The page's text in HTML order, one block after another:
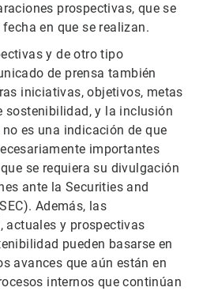
prospectivas, que se
en que se realizan.
y de otro tipo
de prensa también
iniciativas, objetivos, metas
sostenibilidad, y la inclusión
es una indicación de que
importantes
se requiera su divulgación
ante la Securities and
Además, las
actuales y prospectivas
pueden basarse en
avances que aún están en
internos que continúan